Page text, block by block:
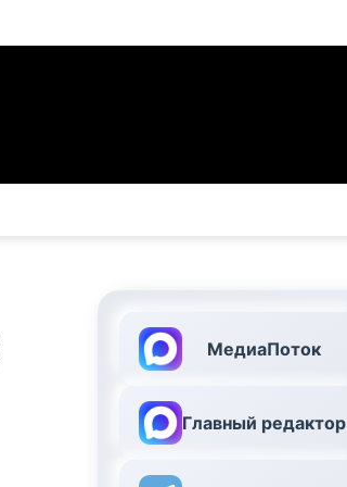
МедиаПоток
Главный редактор